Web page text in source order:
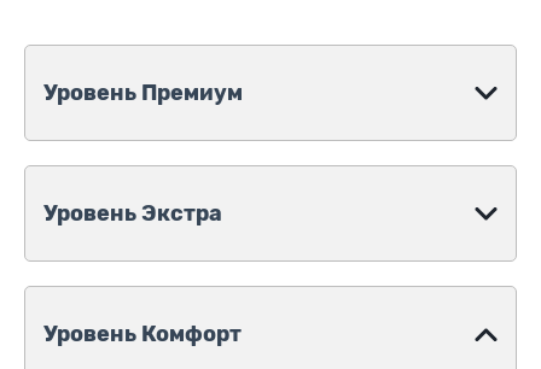
Уровень Премиум
Уровень Экстра
Уровень Комфорт